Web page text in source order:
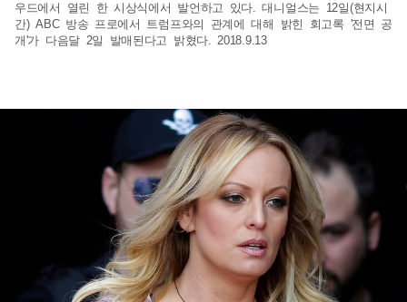
우드에서 열린 한 시상식에서 발언하고 있다. 대니얼스는 12일(현지시
간) ABC 방송 프로에서 트럼프와의 관계에 대해 밝힌 회고록 '전면 공
개'가 다음달 2일 발매된다고 밝혔다. 2018.9.13